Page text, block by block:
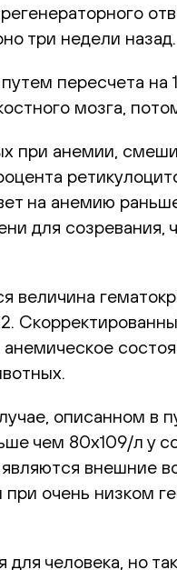
три недели назад.
пересчета
мозга,
при анемии,
на анемию
для созревания,
описанном в
чем 80х109/л у
внешние
очень низком
человека, но